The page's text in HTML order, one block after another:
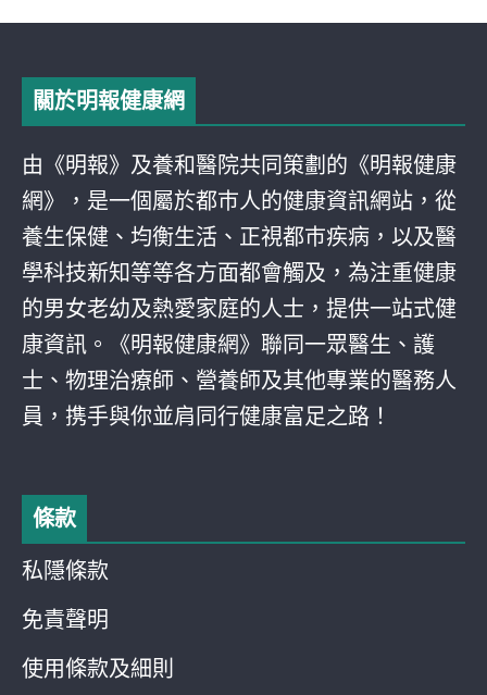
關於明報健康網
由《明報》及養和醫院共同策劃的《明報健康
網》，是一個屬於都巿人的健康資訊網站，從
養生保健、均衡生活、正視都巿疾病，以及醫
學科技新知等等各方面都會觸及，為注重健康
的男女老幼及熱愛家庭的人士，提供一站式健
康資訊。《明報健康網》聯同一眾醫生、護
士、物理治療師、營養師及其他專業的醫務人
員，携手與你並肩同行健康富足之路！
條款
私隱條款
免責聲明
使用條款及細則